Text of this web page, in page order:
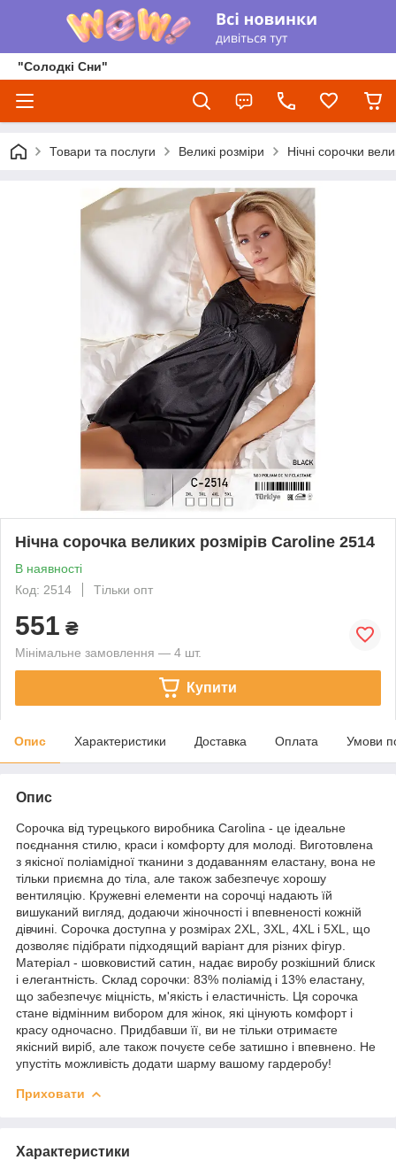
"Солодкі Сни"
Товари та послуги Великі розміри Нічні сорочки
Нічна сорочка великих розмірів Caroline 2514
В наявності
Код: 2514
Тільки опт
551 ₴
Мінімальне замовлення — 4 шт.
Купити
Опис Характеристики Доставка Оплата Умови
Опис
Сорочка від турецького виробника Carolina - це ідеальне
поєднання стилю, краси і комфорту для молоді. Виготовлена
з якісної поліамідної тканини з додаванням еластану, вона не
тільки приємна до тіла, але також забезпечує хорошу
вентиляцію. Кружевні елементи на сорочці надають їй
вишуканий вигляд, додаючи жіночності і впевненості кожній
дівчині. Сорочка доступна у розмірах 2XL, 3XL, 4XL і 5XL, що
дозволяє підібрати підходящий варіант для різних фігур.
Матеріал - шовковистий сатин, надає виробу розкішний блиск
і елегантність. Склад сорочки: 83% поліамід і 13% еластану,
що забезпечує міцність, м'якість і еластичність. Ця сорочка
стане відмінним вибором для жінок, які цінують комфорт і
красу одночасно. Придбавши її, ви не тільки отримаєте
якісний виріб, але також почуєте себе затишно і впевнено. Не
упустіть можливість додати шарму вашому гардеробу!
Приховати
Характеристики